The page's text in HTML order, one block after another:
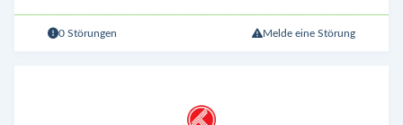
0 Störungen Melde eine Störung